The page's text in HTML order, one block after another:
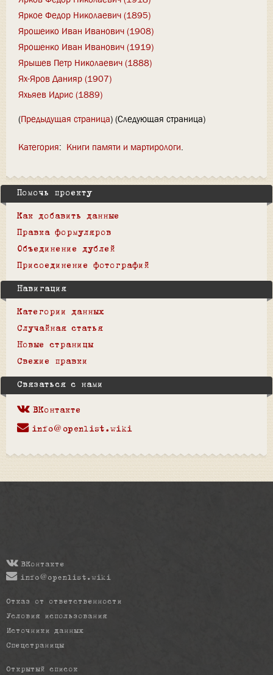
Яркое Федор Николаевич (1895)
Ярошеико Иван Иванович (1908)
Ярошенко Иван Иванович (1919)
Ярышев Петр Николаевич (1888)
Ях-Яров Данияр (1907)
Яхьяев Идрис (1889)
(Предыдущая страница) (Следующая страница)
Категория: Книги памяти и мартирологи
Помочь проекту
Как добавить данные
Правка формуляров
Объединение дублей
Присоединение фотографий
Навигация
Категории данных
Случайная статья
Новые страницы
Свежие правки
Связаться с нами
ВКонтакте
info@openlist.wiki
ВКонтакте
info@openlist.wiki
Отказ от ответственности
Условия использования
Источники данных
Спецстраницы
Открытый список